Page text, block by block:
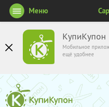
КупиКупон
Мобильное
ещё удобнее
Меню